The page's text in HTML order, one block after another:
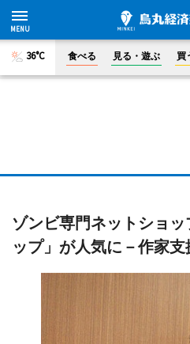
36°C 食べる 見る・遊ぶ 買
ゾンビ専門ネットショ
ップ」が人気に－作家支